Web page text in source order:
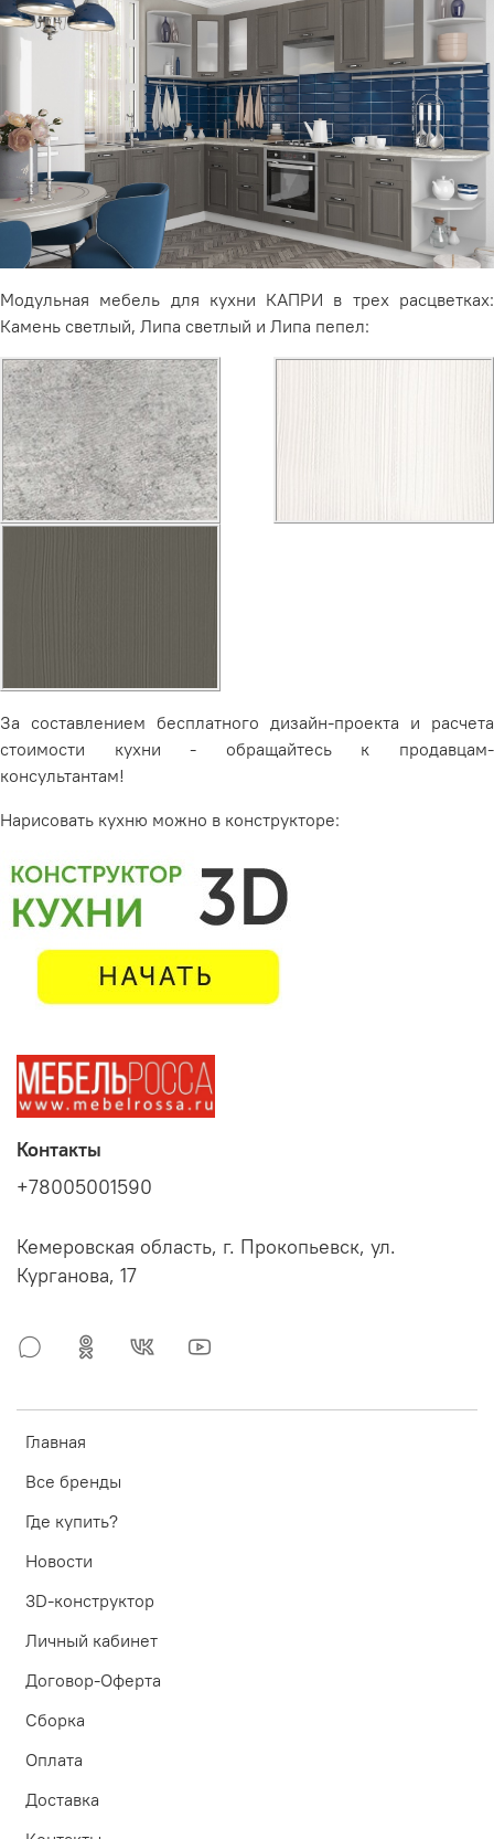
Модульная мебель для кухни КАПРИ в трех расцветках:
Камень светлый, Липа светлый и Липа пепел:
За составлением бесплатного дизайн-проекта и расчета
стоимости кухни - обращайтесь к продавцам-
консультантам!
Нарисовать кухню можно в конструкторе:
Главная
Все бренды
Где купить?
Новости
3D-конструктор
Личный кабинет
Договор-Оферта
Сборка
Оплата
Доставка
Контакты
+78005001590
Кемеровская область, г. Прокопьевск, ул.
Курганова, 17